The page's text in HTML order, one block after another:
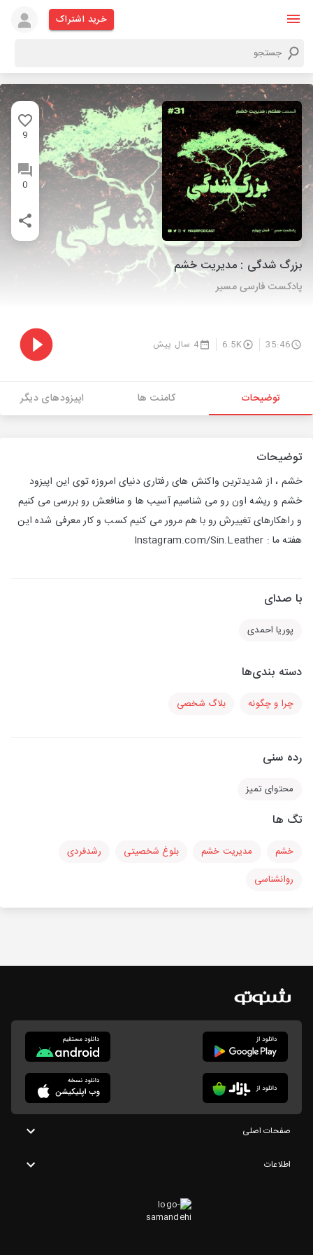
خرید اشتراک
9
0
بزرگ شدگی : مدیریت خشم
پادکست فارسی مسیر
35:46
6.5K 4 سال پیش
توضیحات کامنت ها اپیزودهای دیگر
توضیحات
خشم ، از شدیدترین واکنش های رفتاری دنیای امروزه توی این اپیزود
خشم و ریشه اون رو می شناسیم آسیب ها و منافعش رو بررسی می کنیم
و راهکارهای تغییرش رو با هم مرور می کنیم کسب و کار معرفی شده این
هفته ما : Instagram.com/Sin.Leather
با صدای
پوریا احمدی
دسته بندی‌ها
چرا و چگونه بلاگ شخصی
رده سنی
محتوای تمیز
تگ ها
خشم مدیریت خشم بلوغ شخصیتی
رشدفردی
روانشناسی
صفحات اصلی
اطلاعات